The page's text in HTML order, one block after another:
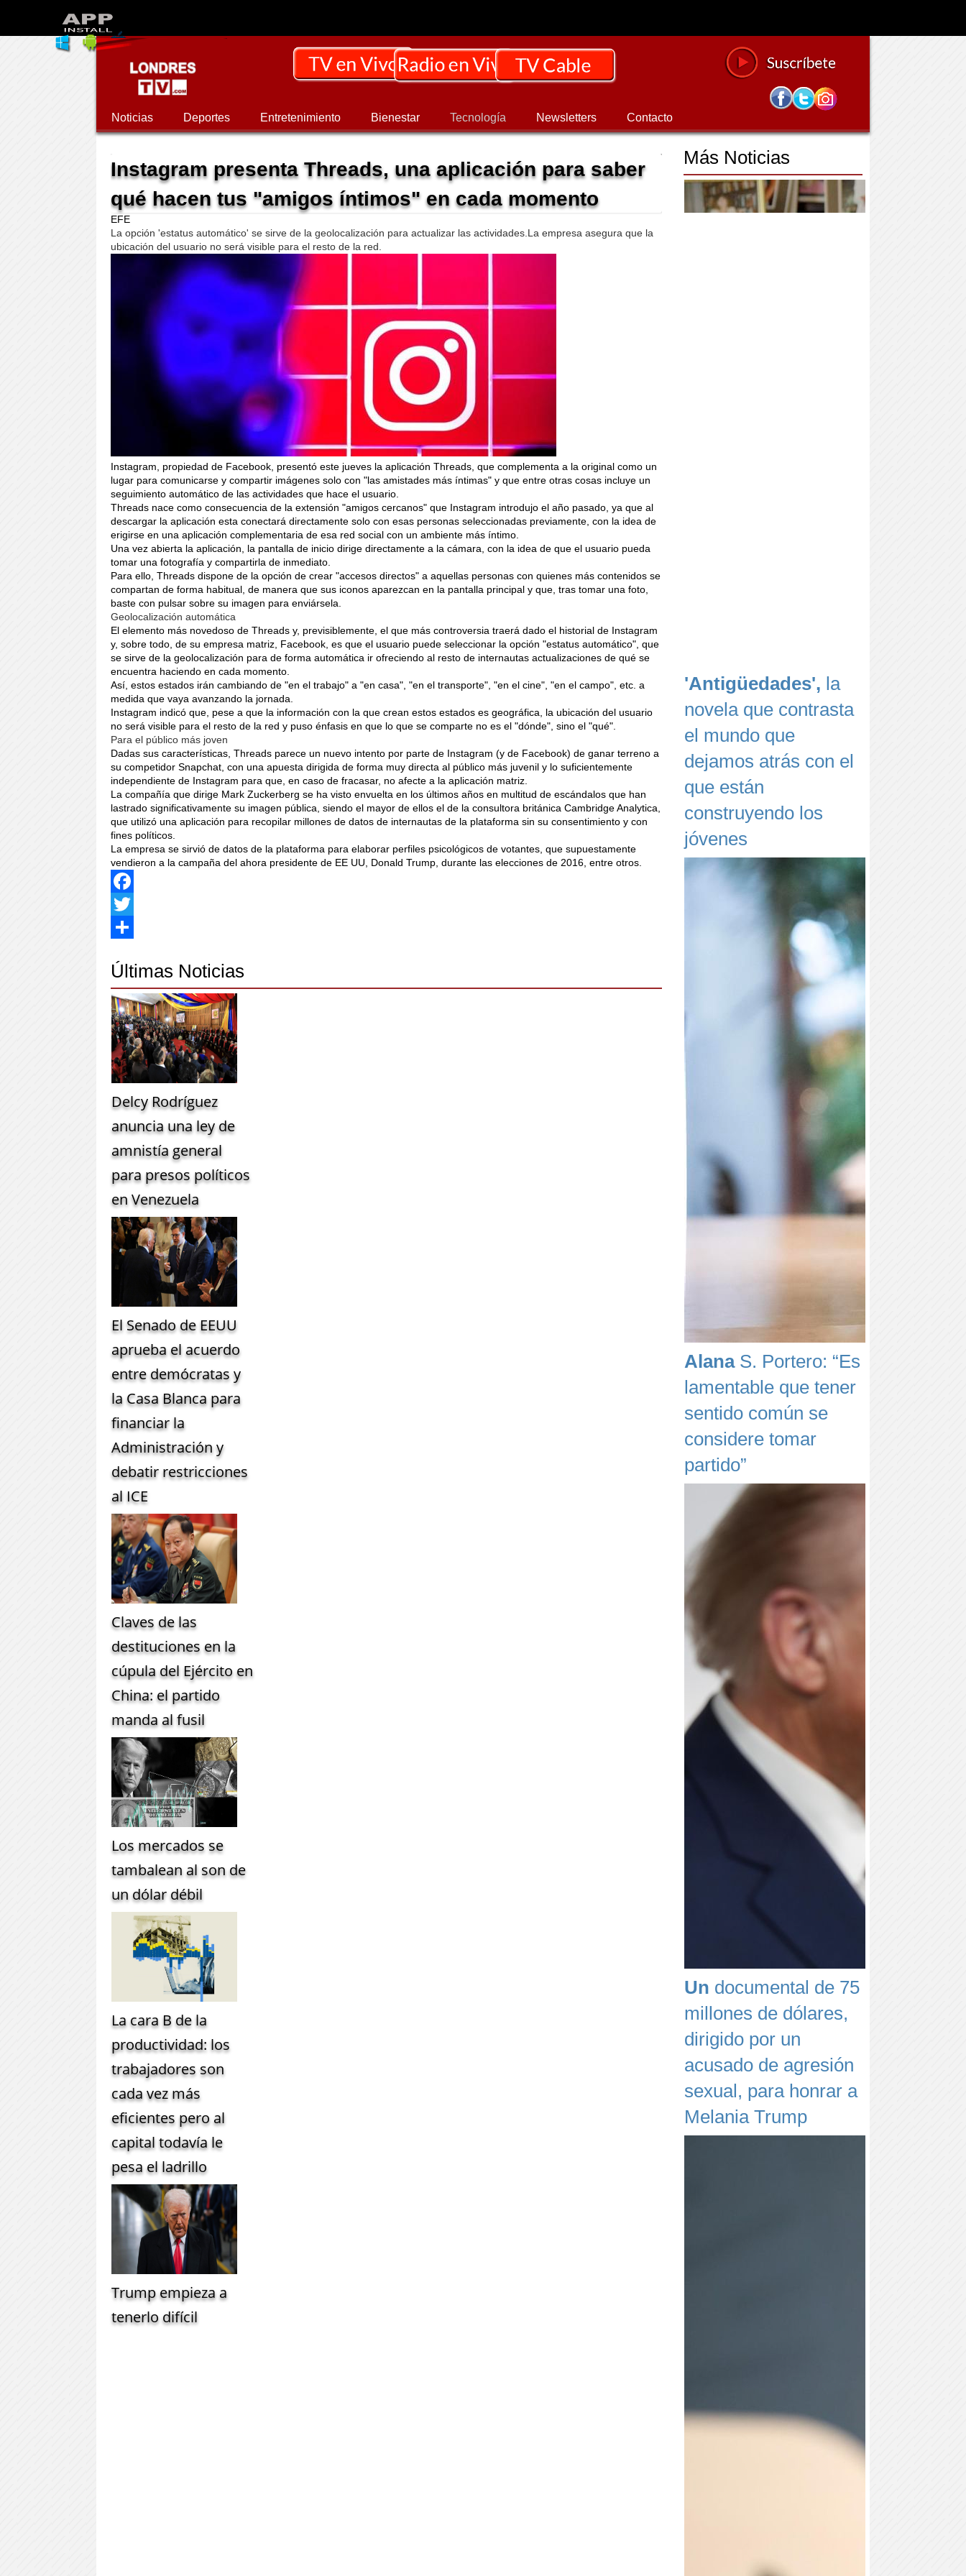
Noticias Deportes Entretenimiento Bienestar Tecnología Newsletters Contacto
Instagram presenta Threads, una aplicación para saber
qué hacen tus "amigos íntimos" en cada momento
EFE
La opción 'estatus automático' se sirve de la geolocalización para actualizar las actividades.La empresa asegura que la
ubicación del usuario no será visible para el resto de la red.
Instagram, propiedad de Facebook, presentó este jueves la aplicación Threads, que complementa a la original como un
lugar para comunicarse y compartir imágenes solo con "las amistades más íntimas" y que entre otras cosas incluye un
seguimiento automático de las actividades que hace el usuario.
Threads nace como consecuencia de la extensión "amigos cercanos" que Instagram introdujo el año pasado, ya que al
descargar la aplicación esta conectará directamente solo con esas personas seleccionadas previamente, con la idea de
erigirse en una aplicación complementaria de esa red social con un ambiente más íntimo.
Una vez abierta la aplicación, la pantalla de inicio dirige directamente a la cámara, con la idea de que el usuario pueda
tomar una fotografía y compartirla de inmediato.
Para ello, Threads dispone de la opción de crear "accesos directos" a aquellas personas con quienes más contenidos se
compartan de forma habitual, de manera que sus iconos aparezcan en la pantalla principal y que, tras tomar una foto,
baste con pulsar sobre su imagen para enviársela.
Geolocalización automática
El elemento más novedoso de Threads y, previsiblemente, el que más controversia traerá dado el historial de Instagram
y, sobre todo, de su empresa matriz, Facebook, es que el usuario puede seleccionar la opción "estatus automático", que
se sirve de la geolocalización para de forma automática ir ofreciendo al resto de internautas actualizaciones de qué se
encuentra haciendo en cada momento.
Así, estos estados irán cambiando de "en el trabajo" a "en casa", "en el transporte", "en el cine", "en el campo", etc. a
medida que vaya avanzando la jornada.
Instagram indicó que, pese a que la información con la que crean estos estados es geográfica, la ubicación del usuario
no será visible para el resto de la red y puso énfasis en que lo que se comparte no es el "dónde", sino el "qué".
Para el público más joven
Dadas sus características, Threads parece un nuevo intento por parte de Instagram (y de Facebook) de ganar terreno a
su competidor Snapchat, con una apuesta dirigida de forma muy directa al público más juvenil y lo suficientemente
independiente de Instagram para que, en caso de fracasar, no afecte a la aplicación matriz.
La compañía que dirige Mark Zuckerberg se ha visto envuelta en los últimos años en multitud de escándalos que han
lastrado significativamente su imagen pública, siendo el mayor de ellos el de la consultora británica Cambridge Analytica,
que utilizó una aplicación para recopilar millones de datos de internautas de la plataforma sin su consentimiento y con
fines políticos.
La empresa se sirvió de datos de la plataforma para elaborar perfiles psicológicos de votantes, que supuestamente
vendieron a la campaña del ahora presidente de EE UU, Donald Trump, durante las elecciones de 2016, entre otros.
Facebook
Twitter
Últimas Noticias
Delcy Rodríguez
anuncia una ley de
amnistía general
para presos políticos
en Venezuela
El Senado de EEUU
aprueba el acuerdo
entre demócratas y
la Casa Blanca para
financiar la
Administración y
debatir restricciones
al ICE
Claves de las
destituciones en la
cúpula del Ejército en
China: el partido
manda al fusil
Los mercados se
tambalean al son de
un dólar débil
La cara B de la
productividad: los
trabajadores son
cada vez más
eficientes pero al
capital todavía le
pesa el ladrillo
Trump empieza a
tenerlo difícil
Más Noticias
'Antigüedades', la
novela que contrasta
el mundo que
dejamos atrás con el
que están
construyendo los
jóvenes
AlanaS. Portero: “Es
lamentable que tener
sentido común se
considere tomar
partido”
Un documental de 75
millones de dólares,
dirigido por un
acusado de agresión
sexual, para honrar a
Melania Trump